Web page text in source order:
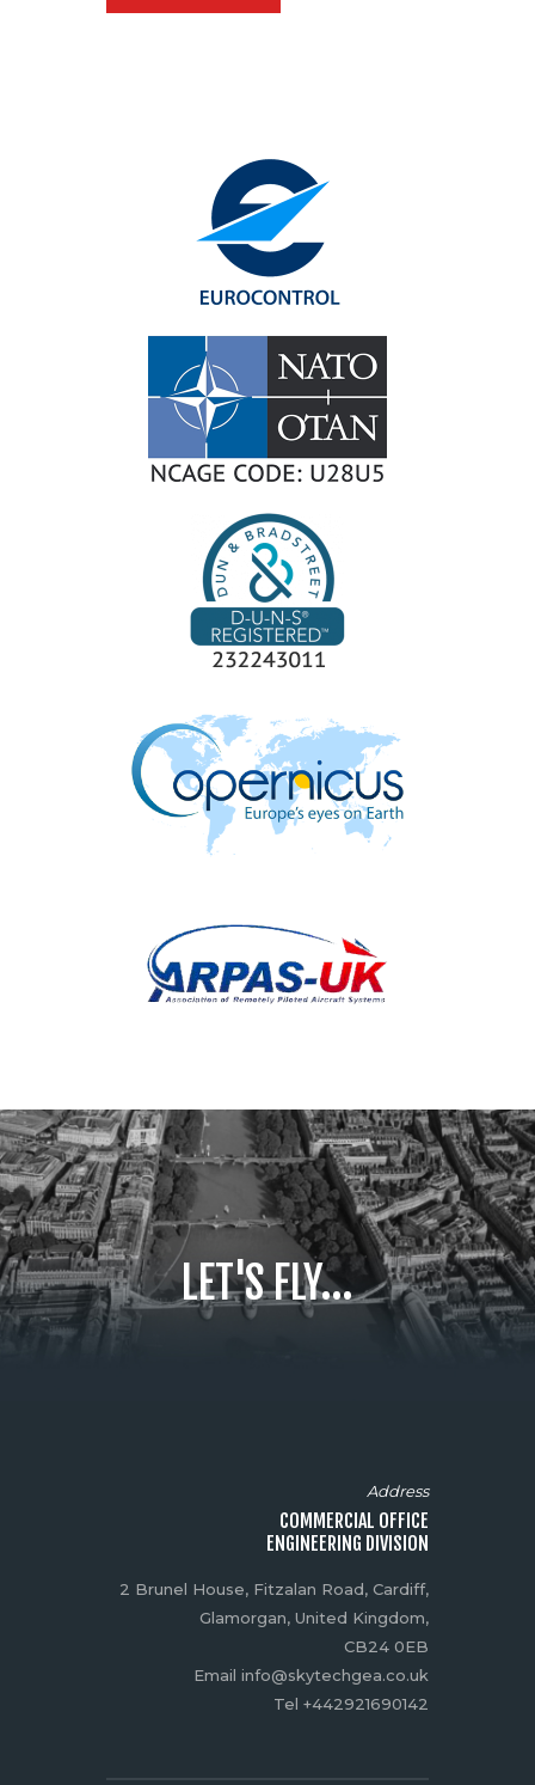
LET'S FLY...
Address
COMMERCIAL OFFICE
ENGINEERING DIVISION
2 Brunel House, Fitzalan Road, Cardiff,
Glamorgan, United Kingdom,
CB24 0EB
Email info@skytechgea.co.uk
Tel +442921690142